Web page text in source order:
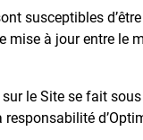
susceptibles
mise à jour entre le
le Site se fait